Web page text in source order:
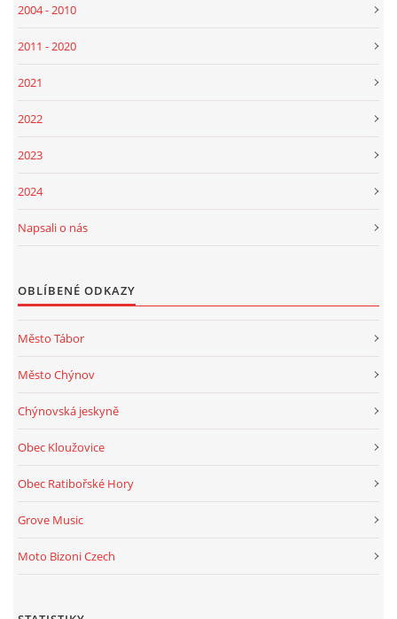
2004 - 2010
2011 - 2020
2021
2022
2023
2024
Napsali o nás
OBLÍBENÉ ODKAZY
Město Tábor
Město Chýnov
Chýnovská jeskyně
Obec Kloužovice
Obec Ratibořské Hory
Grove Music
Moto Bizoni Czech